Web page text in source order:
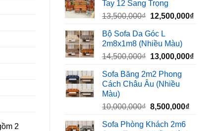
6,500,000₫.
Tay 12 Sang Trọng
13,500,000₫ Giá
là:
13,500,000₫.
12,500,000₫Giá
Bộ Sofa Da Góc L
2m8x1m8 (Nhiều Màu)
14,500,000₫ Giá
là:
14,500,000₫.
13,000,000₫Giá
Sofa Băng 2m2 Phong
Cách Châu Âu (Nhiều
Màu)
10,000,000₫ Giá
là:
8,500,000₫Giá
Sofa Phòng Khách 2m6
2